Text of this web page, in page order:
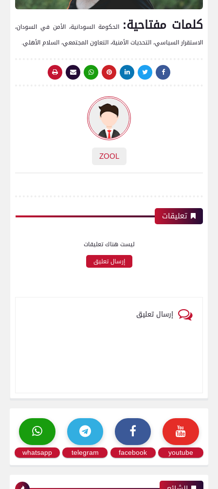
كلمات مفتاحية: الحكومة السودانية، الأمن في السودان،
الاستقرار السياسي، التحديات الأمنية، التعاون المجتمعي، السلام الأهلي.
ZOOL
تعليقات
ليست هناك تعليقات
إرسال تعليق
إرسال تعليق
youtube
facebook
telegram
whatsapp